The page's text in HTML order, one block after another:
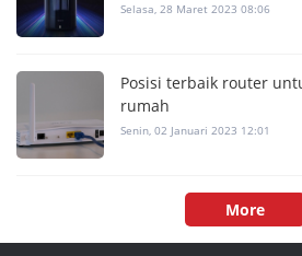
Selasa, 28 Maret 2023 08:06
Posisi terbaik router
rumah
Senin, 02 Januari 2023 12:01
More